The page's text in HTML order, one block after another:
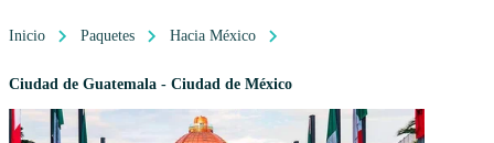
Inicio Paquetes Hacia México
Ciudad de Guatemala - Ciudad de México